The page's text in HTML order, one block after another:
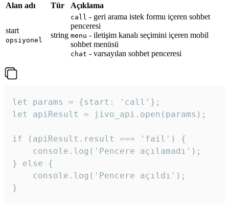
Alan adı Tür Açıklama
start
opsiyonel
string
call - geri arama istek formu içeren sohbet
penceresi
menu - iletişim kanalı seçimini içeren mobil
sohbet menüsü
chat - varsayılan sohbet penceresi
let params = {start: 'call'};
let apiResult = jivo_api.open(params);
if (apiResult.result === 'fail') {
    console.log('Pencere açılamadı');
} else {
    console.log('Pencere açıldı');
}